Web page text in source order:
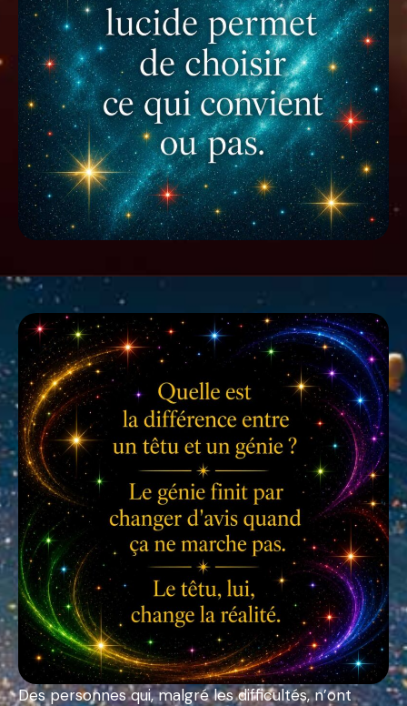
Des personnes qui, malgré les difficultés, n’ont